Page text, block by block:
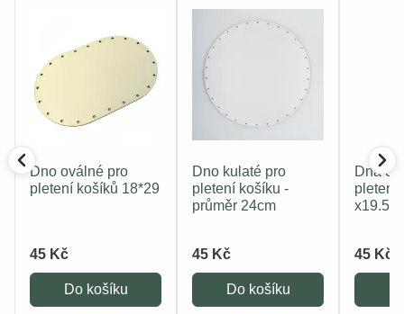
Dno oválné pro
pletení košíků 18*29
45 Kč
Do košíku
Dno kulaté pro
pletení košíku -
průměr 24cm
45 Kč
Do košíku
Dna
pletení
x19.5
45 Kč